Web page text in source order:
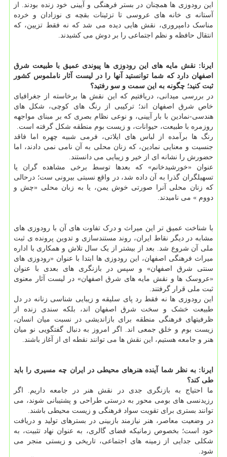
این رودوزی ها همچنان در بستر فرهنگی و آیینی خود زنده بودند. از
آستانه ی خانه های عروسی تا تزئینات بقچه ی نوزادان و خرده
مناسک دامپروری، نقش هایی دیده می شد که نه فقط تزیین، که
انتقال حافظه و نظم اجتماعی را بر دوش می کشیدند.
ایرنا: نقش مایه های این رودوزی ها پیوندی عمیق با طبیعت شرق
اصفهان دارد که شما توانستید آنها را در لیست آثار ناملموس کشور
ثبت کنید؛ چگونه به این سمت و سو رفتید؟
در بررسی میدانی، دریافتیم که این نقش ها برخاسته از جغرافیای
خاص شرق اصفهان اند؛ ترکیبی از رنگ های کوچی، شکل های
هندسی-نمادین با بار آیینی، و نوعی نظام بصری که بر مبنای مواجهه
روزمره با طبیعت، حیوانات، و زیست بوم منطقه شکل گرفته است.
رنگ ها برآمده از لباس های ایلاتی، فرمی شبیه چهره اما فاقد
جنسیت و معنایی نمادین، که زنان محلی به آن نامی نمی دادند، اما
حضورش را نشانه ای از خیر و زیبایی می دانستند.
عنوان «خورشیدخانم» که بعدها توسط برخی مشاهده گران یا
تسهیلگران گذرا به آن داده شد، در واقع نسبتی بیرونی ست؛ درحالی
که زنان محلی آنرا صورتی خوش یمن، یا به زبان محلی «چش و
دووم » می نامیدند.
با شناخت عمیق تر این میراث و درک تفاوت های آن با رودوزی های
مشابه در دیگر نقاط ایران، روند مستندسازی و تدوین پرونده ی ثبت
ملی آن شروع شد. بعد از بیشتر از یک سال تلاش و همکاری با اداره
میراث فرهنگی اصفهان، این رودوزی ها ابتدا با عنوان «رودوزی های
سنتی شرق اصفهان» و سپس در بازنگری های بعدی با عنوان
«عروسک ها و نقش مایه های شرق اصفهان» در لیست آثار معنوی
ثبت ملی قرار گرفتند.
این رودوزی ها نه فقط رد پای سلیقه و زیبایی شناسی زنانه در دل
طبیعت خشک و سخت شرق اصفهان اند، بلکه سندی زنده از
ظرفیتهای فرهنگی منطقه برای بازاندیشی در نسبت میان انسان،
زیست بوم و خلق جمعی اند. اگر امروز به دنبال گفتگویی نو میان
هنر و جامعه هستیم، این نقش ها می توانند نقطه ای از آغاز باشند.
ایرنا: به نظر شما آینده هنرهای محیطی در ایران چه مسیری را باید
طی کند؟
ما احتیاج به بازنگری جدی در نقش هنر در جامعه داریم. اگر
رزیدنسی های بومی محور به درستی طراحی و پشتیبانی شوند، می
توانند بستری برای تقویت سواد فرهنگی و زیست محیطی باشند.
در وضعیت معاصر، هنر نیازمند بازبینی در بسترهای تولید و دریافت
خود است؛ بخصوص زمانیکه فضای گالری، به عنوان نهاد تثبیت، به
شکلی جدایی از زمینه های اجتماعی، تاریخی و زیستی منجر می
شود.